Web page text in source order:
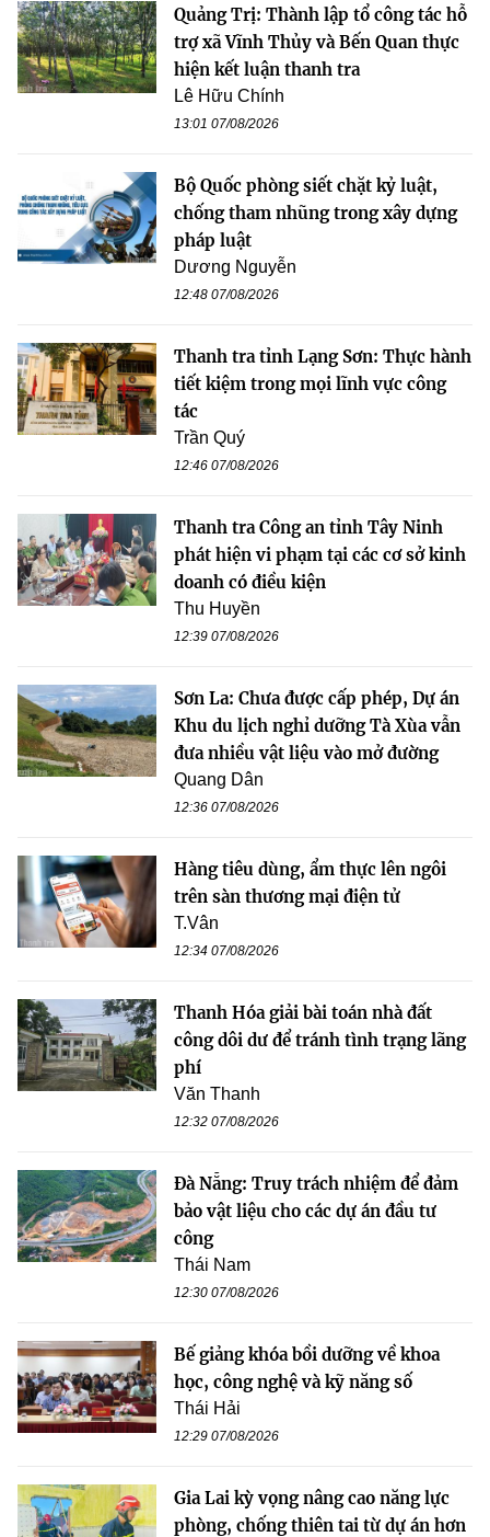
Quảng Trị: Thành lập tổ công tác hỗ
trợ xã Vĩnh Thủy và Bến Quan thực
hiện kết luận thanh tra
Lê Hữu Chính
13:01 07/08/2026
Bộ Quốc phòng siết chặt kỷ luật,
chống tham nhũng trong xây dựng
pháp luật
Dương Nguyễn
12:48 07/08/2026
Thanh tra tỉnh Lạng Sơn: Thực hành
tiết kiệm trong mọi lĩnh vực công
tác
Trần Quý
12:46 07/08/2026
Thanh tra Công an tỉnh Tây Ninh
phát hiện vi phạm tại các cơ sở kinh
doanh có điều kiện
Thu Huyền
12:39 07/08/2026
Sơn La: Chưa được cấp phép, Dự án
Khu du lịch nghỉ dưỡng Tà Xùa vẫn
đưa nhiều vật liệu vào mở đường
Quang Dân
12:36 07/08/2026
Hàng tiêu dùng, ẩm thực lên ngôi
trên sàn thương mại điện tử
T.Vân
12:34 07/08/2026
Thanh Hóa giải bài toán nhà đất
công dôi dư để tránh tình trạng lãng
phí
Văn Thanh
12:32 07/08/2026
Đà Nẵng: Truy trách nhiệm để đảm
bảo vật liệu cho các dự án đầu tư
công
Thái Nam
12:30 07/08/2026
Bế giảng khóa bồi dưỡng về khoa
học, công nghệ và kỹ năng số
Thái Hải
12:29 07/08/2026
Gia Lai kỳ vọng nâng cao năng lực
phòng, chống thiên tai từ dự án hơn